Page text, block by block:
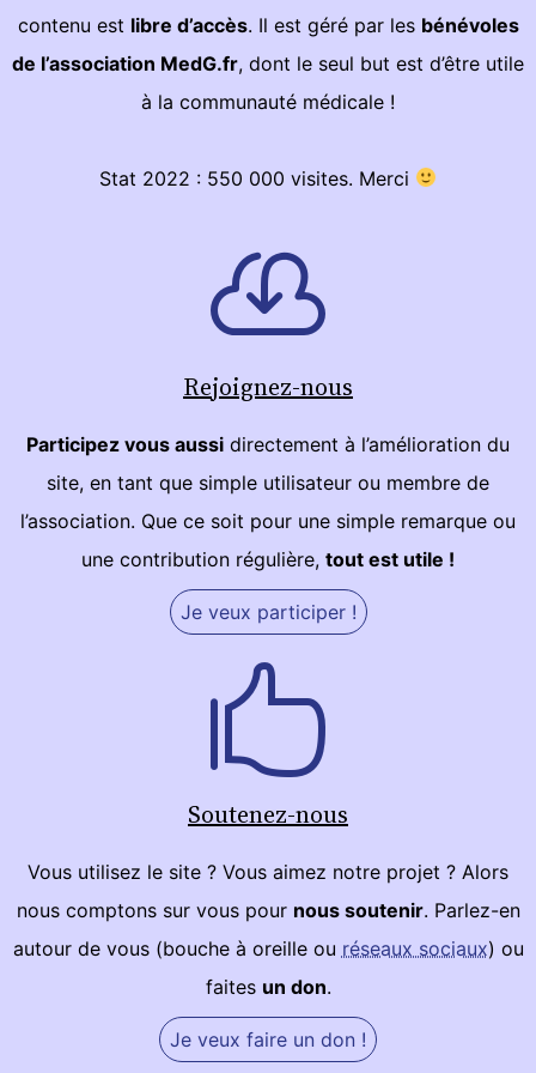
contenu est libre d’accès. Il est géré par les bénévoles
de l’association MedG.fr, dont le seul but est d’être utile
à la communauté médicale !
Stat 2022 : 550 000 visites. Merci
Rejoignez-nous
Participez vous aussi directement à l’amélioration du
site, en tant que simple utilisateur ou membre de
l’association. Que ce soit pour une simple remarque ou
une contribution régulière, tout est utile !
Je veux participer !
Soutenez-nous
Vous utilisez le site ? Vous aimez notre projet ? Alors
nous comptons sur vous pour nous soutenir. Parlez-en
autour de vous (bouche à oreille ou réseaux sociaux) ou
faites un don.
Je veux faire un don !